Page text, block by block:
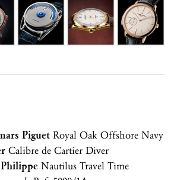
Piguet Royal Oak Offshore Navy
Calibre de Cartier Diver
Nautilus Travel Time